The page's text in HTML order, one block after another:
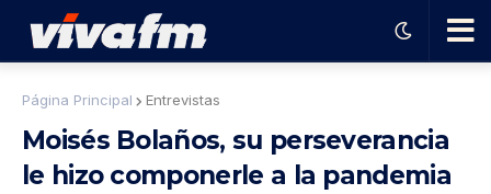
Ha
Página Principal Entrevistas
Moisés Bolaños, su perseverancia
le hizo componerle a la pandemia